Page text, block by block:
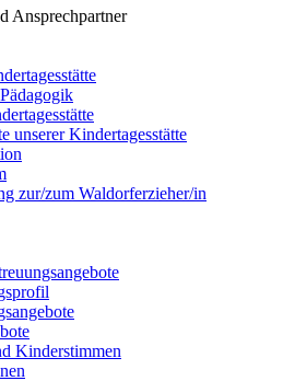
Ansprechpartner
unserer Kindertagesstätte
zur/zum Waldorferzieher/in
Kinderstimmen